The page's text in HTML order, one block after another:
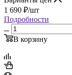
1 690 ₽/шт
Подробности
В корзину